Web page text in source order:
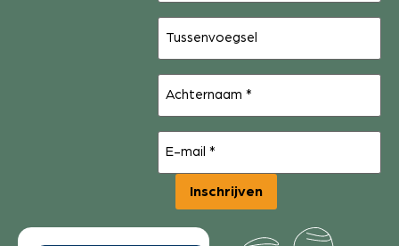
Tussenvoegsel
Achternaam
E-
mail(Vereist)
Inschrijven